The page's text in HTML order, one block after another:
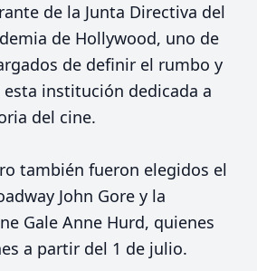
de la Junta Directiva del
de Hollywood, uno de
de definir el rumbo y
institución dedicada a
del cine.
también fueron elegidos el
John Gore y la
Gale Anne Hurd, quienes
a partir del 1 de julio.